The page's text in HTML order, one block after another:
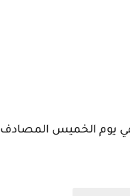
على الاعتراض يبدا من يوم الاحد المصادف 2024/08/11 وينتهي يوم الخميس المصادف